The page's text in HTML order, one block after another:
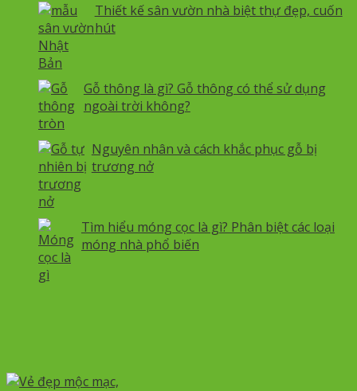
Thiết kế sân vườn nhà biệt thự đẹp, cuốn
hút
Gỗ thông là gì? Gỗ thông có thể sử dụng
ngoài trời không?
Nguyên nhân và cách khắc phục gỗ bị
trương nở
Tìm hiểu móng cọc là gì? Phân biệt các loại
móng nhà phổ biến